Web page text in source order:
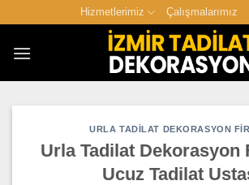
Hizmetlerimiz Çalışmalarımız
URLA TADILAT DEKORASYON
Urla Tadilat Dekorasyon
Ucuz Tadilat